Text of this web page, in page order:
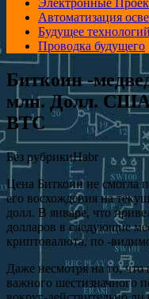
Электронные
Автоматизация
Будущее технологий
Проводка будущего
Биткоин -
млн. Долл. США
BTC
Без рубрикиHabr
Цена Биткоин не смогла
его восхождения на
долл. В январе, что
долларов в следующие
криптовалюта, по -
Даже несмотря на то,
важного шестизначного